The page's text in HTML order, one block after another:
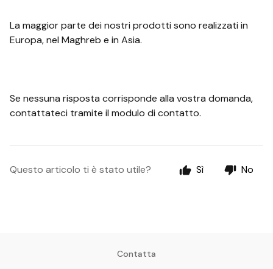
La maggior parte dei nostri prodotti sono realizzati in
Europa, nel Maghreb e in Asia.
Se nessuna risposta corrisponde alla vostra domanda,
contattateci tramite il modulo di contatto.
Questo articolo ti è stato utile? Sì No
Contatta